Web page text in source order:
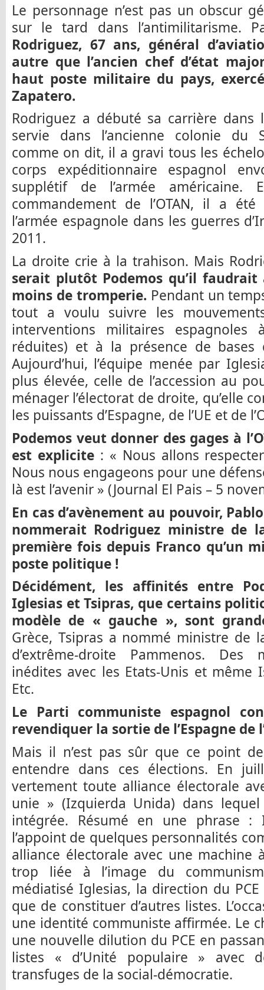
Le personnage n’est pas un obscur
sur le tard dans l’antimilitarisme.
Rodriguez, 67 ans, général
autre que l’ancien chef d’état
haut poste militaire du pays,
Zapatero.
Rodriguez a débuté sa carrière dans
servie dans l’ancienne colonie du
comme on dit, il a gravi tous les
corps expéditionnaire espagnol
supplétif de l’armée
commandement de l’OTAN, il a
l’armée espagnole dans les guerres
2011.
La droite crie à la trahison. Mais
serait plutôt Podemos qu’il
moins de tromperie. Pendant un
tout a voulu suivre les
interventions militaires espagnoles
réduites) et à la présence de bases
Aujourd’hui, l’équipe menée par
plus élevée, celle de l’accession au
ménager l’électorat de droite, qu’elle
les puissants d’Espagne, de l’UE et de
Podemos veut donner des gages à
est explicite: « Nous allons respecter
Nous nous engageons pour une
là est l’avenir » (Journal El Pais – 5
En cas d’avènement au pouvoir,
nommerait Rodriguez ministre de
première fois depuis Franco qu’un
poste politique !
Décidément, les affinités entre
Iglesias et Tsipras, que certains
modèle de « gauche », sont
Grèce, Tsipras a nommé ministre de
d’extrême-droite Pammenos. Des
inédites avec les Etats-Unis et même
Etc.
Le Parti communiste espagnol
revendiquer la sortie de l’Espagne de
Mais il n’est pas sûr que ce point
entendre dans ces élections. En
vertement toute alliance électorale
unie » (Izquierda Unida) dans
intégrée. Résumé en une phrase :
l’appoint de quelques personnalités
alliance électorale avec une machine
trop liée à l’image du
médiatisé Iglesias, la direction du PCE
que de constituer d’autres listes.
une identité communiste affirmée. Le
une nouvelle dilution du PCE en
listes « d’Unité populaire » avec
transfuges de la social-démocratie.